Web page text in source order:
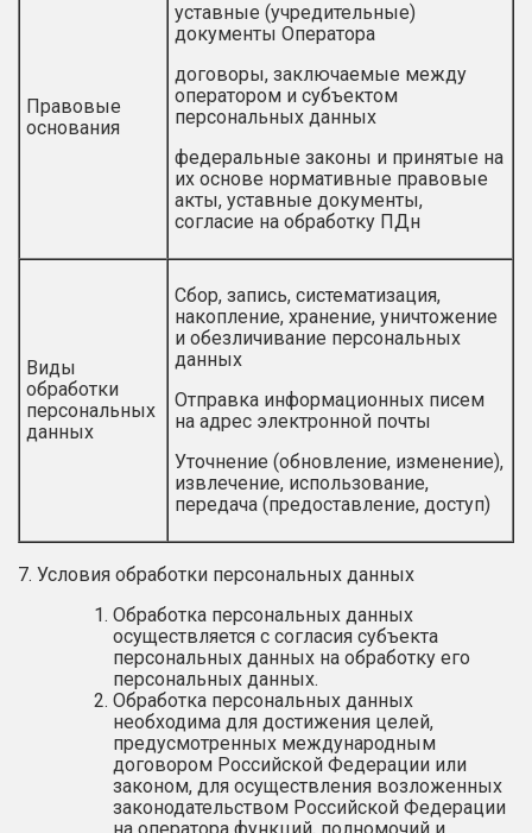
Правовые
основания
уставные (учредительные)
документы Оператора
договоры, заключаемые между
оператором и субъектом
персональных данных
федеральные законы и принятые на
их основе нормативные правовые
акты, уставные документы,
согласие на обработку ПДн
Виды
обработки
персональных
данных
Сбор, запись, систематизация,
накопление, хранение, уничтожение
и обезличивание персональных
данных
Отправка информационных писем
на адрес электронной почты
Уточнение (обновление, изменение),
извлечение, использование,
передача (предоставление, доступ)
7. Условия обработки персональных данных
Обработка персональных данных
осуществляется с согласия субъекта
персональных данных на обработку его
персональных данных.
Обработка персональных данных
необходима для достижения целей,
предусмотренных международным
договором Российской Федерации или
законом, для осуществления возложенных
законодательством Российской Федерации